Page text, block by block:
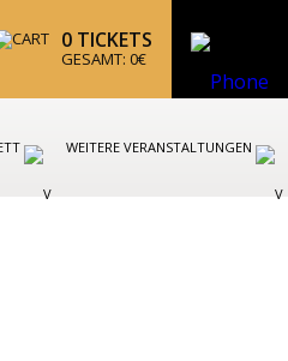
0 TICKETS
GESAMT: 0€
WEITERE VERANSTALTUNGEN